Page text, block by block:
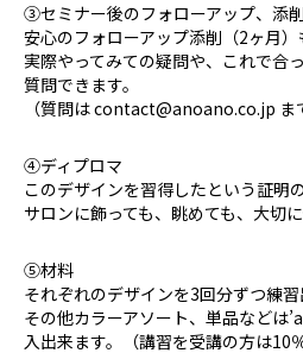
③セミナー後のフォローアップ、添
安心のフォローアップ添削（2ヶ月）
実際やってみての疑問や、これで合
質問できます。
（質問は contact@anoano.co.jp ま
④ディプロマ
このデザインを習得したという証明
サロンに飾っても、眺めても、大切
⑤材料
それぞれのデザインを3回分ずつ練
その他カラーアソート、単品などは
入出来ます。（講習を受講の方は10